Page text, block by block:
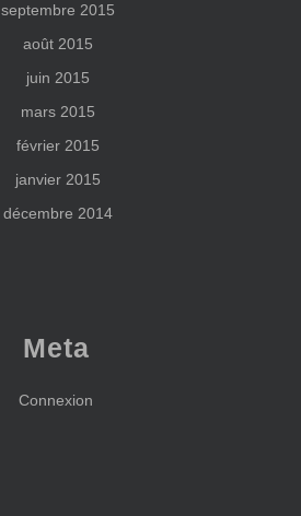
septembre 2015
août 2015
juin 2015
mars 2015
février 2015
janvier 2015
décembre 2014
Meta
Connexion